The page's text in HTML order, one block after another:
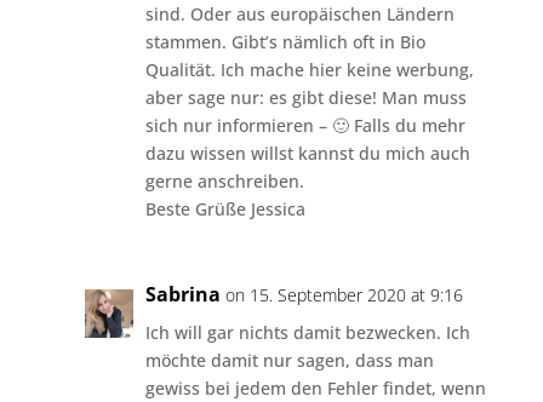
sind. Oder aus europäischen Ländern
stammen. Gibt’s nämlich oft in Bio
Qualität. Ich mache hier keine werbung,
aber sage nur: es gibt diese! Man muss
sich nur informieren – 🙂 Falls du mehr
dazu wissen willst kannst du mich auch
gerne anschreiben.
Beste Grüße Jessica
Sabrina on 15. September 2020 at 9:16
Ich will gar nichts damit bezwecken. Ich
möchte damit nur sagen, dass man
gewiss bei jedem den Fehler findet, wenn